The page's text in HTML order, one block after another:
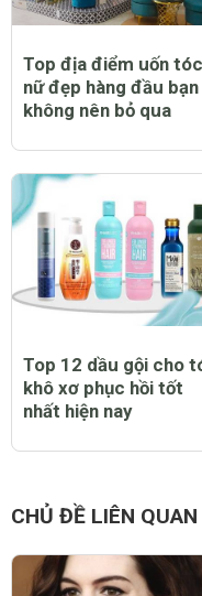
Top địa điểm uốn tóc
nữ đẹp hàng đầu bạn
không nên bỏ qua
Top 12 dầu gội cho
khô xơ phục hồi tốt
nhất hiện nay
CHỦ ĐỀ LIÊN QUAN